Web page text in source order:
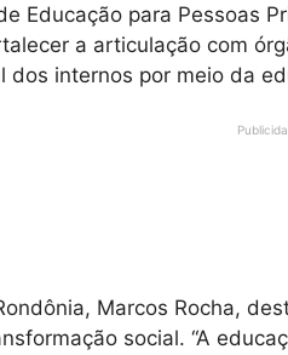
Educação para Pessoas
a articulação com
dos internos por meio da
Marcos Rocha,
social. “A